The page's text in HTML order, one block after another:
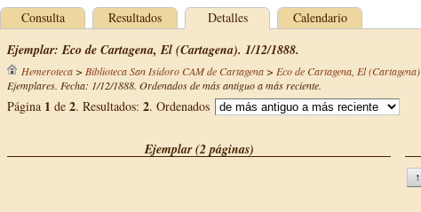
Consulta Resultados Detalles Calendario
Ejemplar: Eco de Cartagena, El (Cartagena). 1/12/1888.
Hemeroteca> Biblioteca San Isidoro CAM de Cartagena> Eco de Cartagena, El (Cartagena)
Ejemplares. Fecha: 1/12/1888. Ordenados de más antiguo a más reciente.
Página 1 de 2. Resultados: 2. Ordenados
Ejemplar (2 páginas)